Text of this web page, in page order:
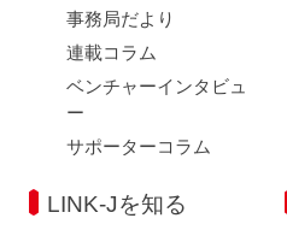
事務局だより
連載コラム
ベンチャーインタビュ
ー
サポーターコラム
LINK-Jを知る